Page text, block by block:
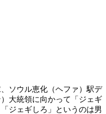
ソウル恵化（ヘファ）駅デ
大統領に向かって「ジェギ
ジェギしろ」というのは男